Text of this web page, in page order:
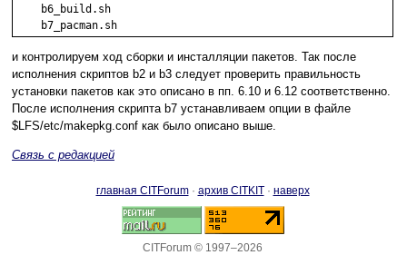
    b6_build.sh
и контролируем ход сборки и инсталляции пакетов. Так после
исполнения скриптов b2 и b3 следует проверить правильность
установки пакетов как это описано в пп. 6.10 и 6.12 соответственно.
После исполнения скрипта b7 устанавливаем опции в файле
$LFS/etc/makepkg.conf как было описано выше.
Связь с редакцией
главная CITForum· архив CITKIT· наверх
CITForum © 1997–2026